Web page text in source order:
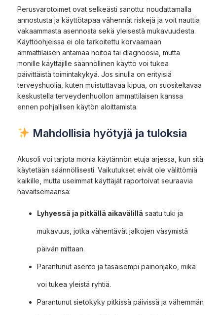
Perusvarotoimet ovat selkeästi sanottu: noudattamalla
annostusta ja käyttötapaa vähennät riskejä ja voit nauttia
vakaammasta asennosta sekä yleisestä mukavuudesta.
Käyttöohjeissa ei ole tarkoitettu korvaamaan
ammattilaisen antamaa hoitoa tai diagnoosia, mutta
monille käyttäjille säännöllinen käyttö voi tukea
päivittäistä toimintakykyä. Jos sinulla on erityisiä
terveyshuolia, kuten muistuttavaa kipua, on suositeltavaa
keskustella terveydenhuollon ammattilaisen kanssa
ennen pohjallisen käytön aloittamista.
Mahdollisia hyötyjä ja tuloksia
Akusoli voi tarjota monia käytännön etuja arjessa, kun sitä
käytetään säännöllisesti. Vaikutukset eivät ole välittömiä
kaikille, mutta useimmat käyttäjät raportoivat seuraavia
havaitsemaansa:
Lyhyessä ja pitkällä aikavälillä saatu tuki ja
mukavuus, jotka vähentävät jalkojen väsymistä
päivän mittaan.
Parantunut asento ja tasaisempi painonjako, mikä
voi tukea yleistä ryhtiä.
Parantunut sietokyky pitkissä päivissä ja vähemmän